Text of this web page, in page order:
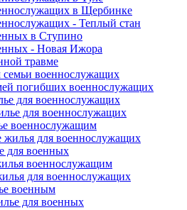
в Щербинке
- Теплый стан
в Ступино
- Новая Ижора
травме
военнослужащих
погибших военнослужащих
для военнослужащих
для военнослужащих
военнослужащим
жилья для военнослужащих
для военных
военнослужащим
для военнослужащих
военным
для военных